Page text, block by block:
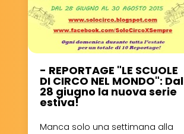
- REPORTAGE "LE SCUOLE
DI CIRCO NEL MONDO": Dal
28 giugno la nuova serie
estiva!
Manca solo una settimana alla